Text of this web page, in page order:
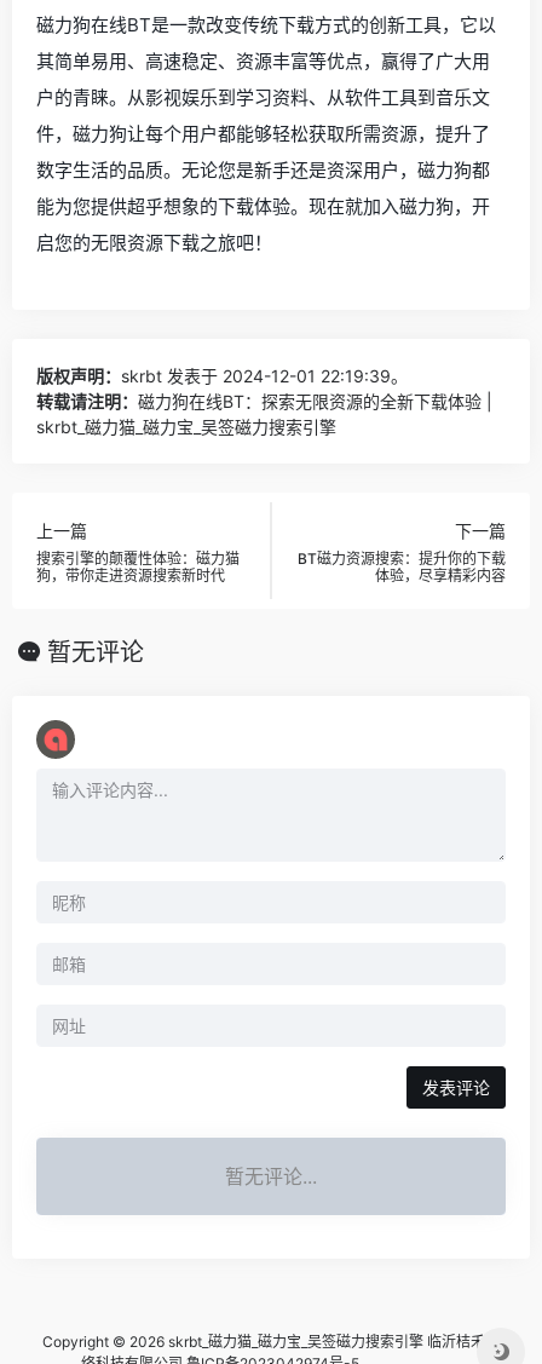
磁力狗在线BT是一款改变传统下载方式的创新工具，它以
其简单易用、高速稳定、资源丰富等优点，赢得了广大用
户的青睐。从影视娱乐到学习资料、从软件工具到音乐文
件，磁力狗让每个用户都能够轻松获取所需资源，提升了
数字生活的品质。无论您是新手还是资深用户，磁力狗都
能为您提供超乎想象的下载体验。现在就加入磁力狗，开
启您的无限资源下载之旅吧！
版权声明： skrbt 发表于 2024-12-01 22:19:39。
转载请注明： 磁力狗在线BT：探索无限资源的全新下载体验 |
skrbt_磁力猫_磁力宝_吴签磁力搜索引擎
上一篇
搜索引擎的颠覆性体验：磁力猫
狗，带你走进资源搜索新时代
下一篇
BT磁力资源搜索：提升你的下载
体验，尽享精彩内容
暂无评论
暂无评论...
Copyright © 2026 skrbt_磁力猫_磁力宝_吴签磁力搜索引擎 临沂桔禾网